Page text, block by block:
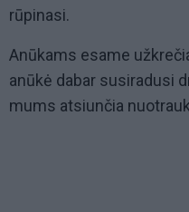
rūpinasi.
Anūkams esame
anūkė dabar susiradusi
mums atsiunčia